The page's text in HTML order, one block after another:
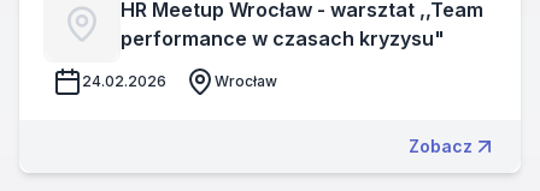
HR Meetup Wrocław - warsztat ,,Team
performance w czasach kryzysu"
24.02.2026 Wrocław
Zobacz